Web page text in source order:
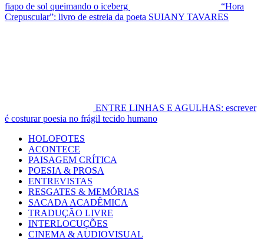
fiapo de sol queimando o iceberg
“Hora
Crepuscular”: livro de estreia da poeta SUIANY TAVARES
ENTRE LINHAS E AGULHAS: escrever
é costurar poesia no frágil tecido humano
Primary
Menu
HOLOFOTES
ACONTECE
PAISAGEM CRÍTICA
POESIA & PROSA
ENTREVISTAS
RESGATES & MEMÓRIAS
SACADA ACADÊMICA
TRADUÇÃO LIVRE
INTERLOCUÇÕES
CINEMA & AUDIOVISUAL